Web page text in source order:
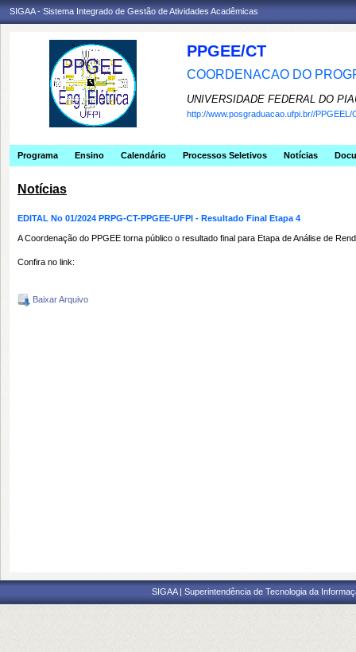
SIGAA - Sistema Integrado de Gestão de Atividades Acadêmicas
PPGEE/CT
COORDENACAO DO
UNIVERSIDADE FEDERAL DO
http://www.posgraduacao.ufpi.br//PPGEEL/
Programa Ensino Calendário Processos Seletivos Notícias
Notícias
EDITAL No 01/2024 PRPG-CT-PPGEE-UFPI - Resultado Final Etapa 4
A Coordenação do PPGEE torna público o resultado final para Etapa de Análise de
Confira no link:
Baixar Arquivo
SIGAA | Superintendência de Tecnologia da